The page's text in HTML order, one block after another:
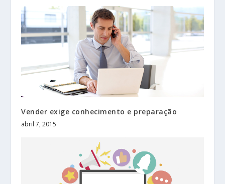
Vender exige conhecimento e preparação
abril 7, 2015